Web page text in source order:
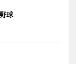
球